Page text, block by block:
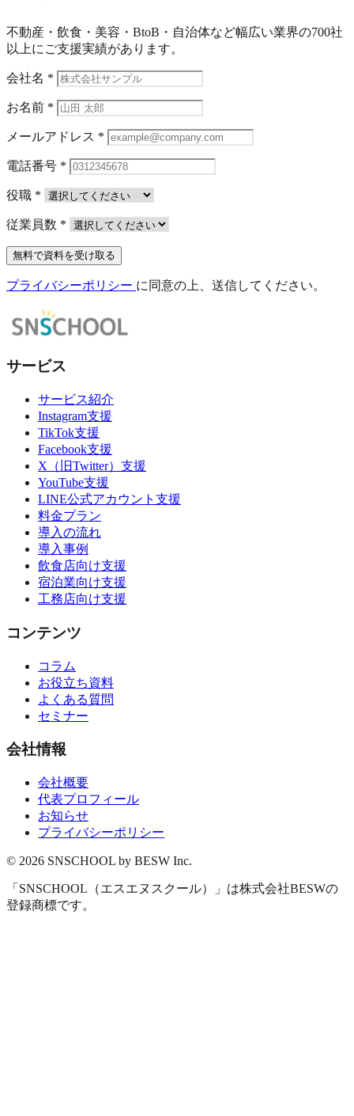
不動産・飲食・美容・BtoB・自治体など幅広い業界の700社
以上にご支援実績があります。
会社名 *
お名前 *
メールアドレス *
電話番号 *
役職 *
従業員数 *
無料で資料を受け取る
プライバシーポリシー に同意の上、送信してください。
サービス
サービス紹介
Instagram支援
TikTok支援
Facebook支援
X（旧Twitter）支援
YouTube支援
LINE公式アカウント支援
料金プラン
導入の流れ
導入事例
飲食店向け支援
宿泊業向け支援
工務店向け支援
コンテンツ
コラム
お役立ち資料
よくある質問
セミナー
会社情報
会社概要
代表プロフィール
お知らせ
プライバシーポリシー
© 2026 SNSCHOOL by BESW Inc.
「SNSCHOOL（エスエヌスクール）」は株式会社BESWの
登録商標です。